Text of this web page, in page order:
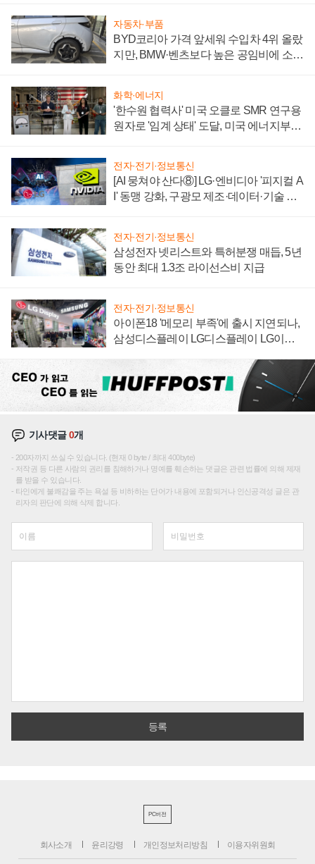
자동차·부품
BYD코리아 가격 앞세워 수입차 4위 올랐
지만, BMW·벤츠보다 높은 공임비에 소비
화학·에너지
'한수원 협력사' 미국 오클로 SMR 연구용
원자로 '임계 상태' 도달, 미국 에너지부
전자·전기·정보통신
[AI 뭉쳐야 산다⑧] LG·엔비디아 '피지컬 A
I' 동맹 강화, 구광모 제조·데이터·기술 결
전자·전기·정보통신
삼성전자 넷리스트와 특허분쟁 매듭, 5년
동안 최대 1.3조 라이선스비 지급
전자·전기·정보통신
아이폰18 '메모리 부족'에 출시 지연되나,
삼성디스플레이 LG디스플레이 LG이노
기사댓글0개
200자까지 쓰실 수 있습니다. (현재 0 byte / 최대 400byte)
저작권 등 다른 사람의 권리를 침해하거나 명예를 훼손하는 댓글은 관련 법률에 의해 제재
를 받을 수 있습니다.
타인에게 불쾌감을 주는 욕설 등 비하하는 단어가 내용에 포함되거나 인신공격성 글은 관
리자의 판단에 의해 삭제 합니다.
PC버전
회사소개 윤리강령 개인정보처리방침 이용자위원회